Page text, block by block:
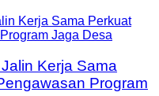
Kerja Sama
Program